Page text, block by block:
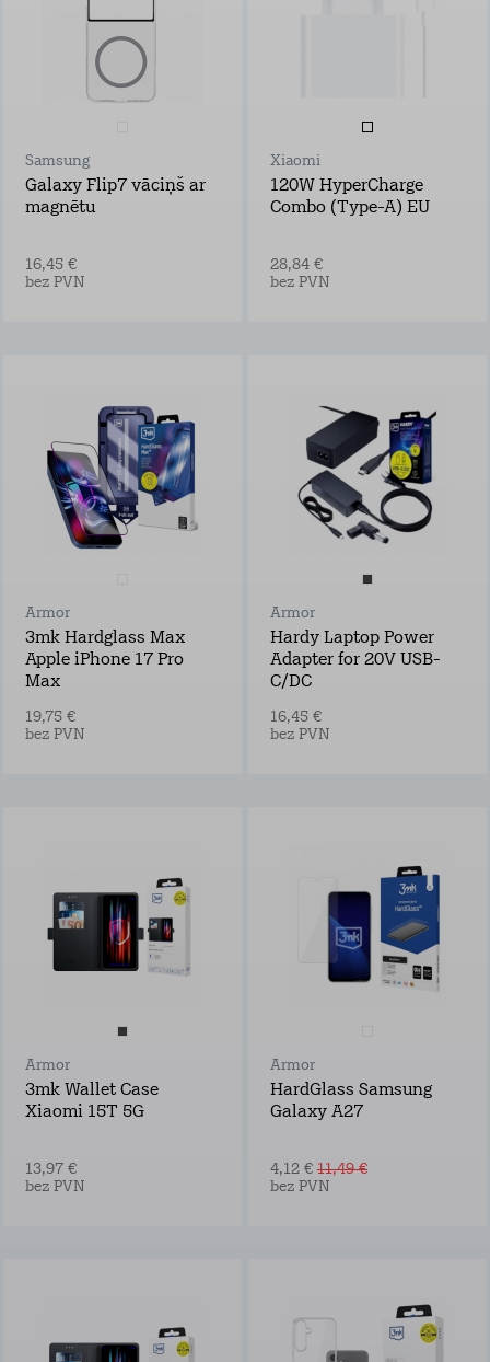
Samsung
Galaxy Flip7 vāciņš ar
magnētu
16,45 €
bez PVN
Xiaomi
120W HyperCharge
Combo (Type-A) EU
28,84 €
bez PVN
Armor
3mk Hardglass Max
Apple iPhone 17 Pro
Max
19,75 €
bez PVN
Armor
Hardy Laptop Power
Adapter for 20V USB-
C/DC
16,45 €
bez PVN
Armor
3mk Wallet Case
Xiaomi 15T 5G
13,97 €
bez PVN
Armor
HardGlass Samsung
Galaxy A27
4,12 € 11,49 €
bez PVN